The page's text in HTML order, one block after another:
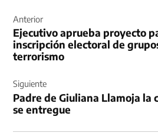
de
entradas
Anterior
Ejecutivo aprueba proyecto
inscripción electoral de
terrorismo
Siguiente
Padre de Giuliana Llamoja la
se entregue